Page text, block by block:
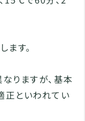
す。
りますが、基本
といわれてい